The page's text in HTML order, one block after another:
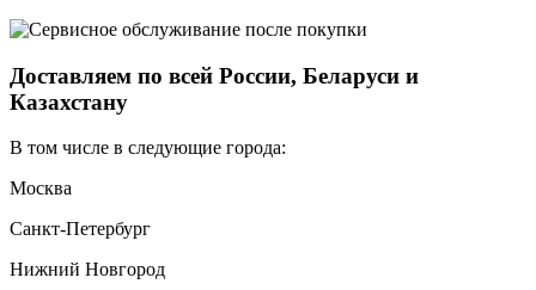
Доставляем по всей России, Беларуси и
Казахстану
В том числе в следующие города:
Москва
Санкт-Петербург
Нижний Новгород